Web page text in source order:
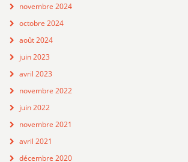
novembre 2024
octobre 2024
août 2024
juin 2023
avril 2023
novembre 2022
juin 2022
novembre 2021
avril 2021
décembre 2020